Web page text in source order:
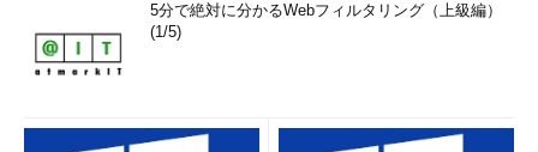
5分で絶対に分かるWebフィルタリング（上級編）
(1/5)